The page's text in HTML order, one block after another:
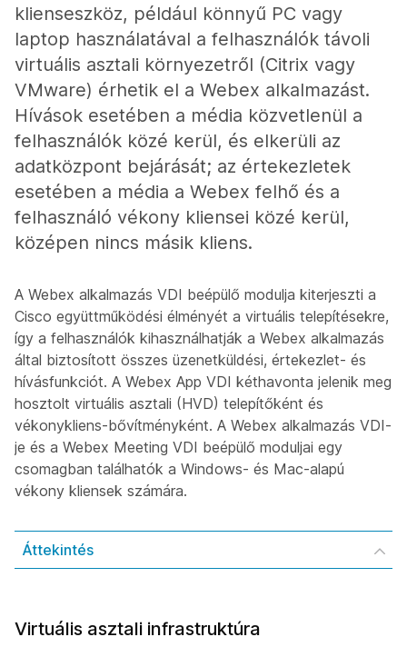
klienseszköz, például könnyű PC vagy
laptop használatával a felhasználók távoli
virtuális asztali környezetről (Citrix vagy
VMware) érhetik el a Webex alkalmazást.
Hívások esetében a média közvetlenül a
felhasználók közé kerül, és elkerüli az
adatközpont bejárását; az értekezletek
esetében a média a Webex felhő és a
felhasználó vékony kliensei közé kerül,
középen nincs másik kliens.
A Webex alkalmazás VDI beépülő modulja kiterjeszti a
Cisco együttműködési élményét a virtuális telepítésekre,
így a felhasználók kihasználhatják a Webex alkalmazás
által biztosított összes üzenetküldési, értekezlet- és
hívásfunkciót. A Webex App VDI kéthavonta jelenik meg
hosztolt virtuális asztali (HVD) telepítőként és
vékonykliens-bővítményként. A Webex alkalmazás VDI-
je és a Webex Meeting VDI beépülő moduljai egy
csomagban találhatók a Windows- és Mac-alapú
vékony kliensek számára.
Áttekintés
Virtuális asztali infrastruktúra